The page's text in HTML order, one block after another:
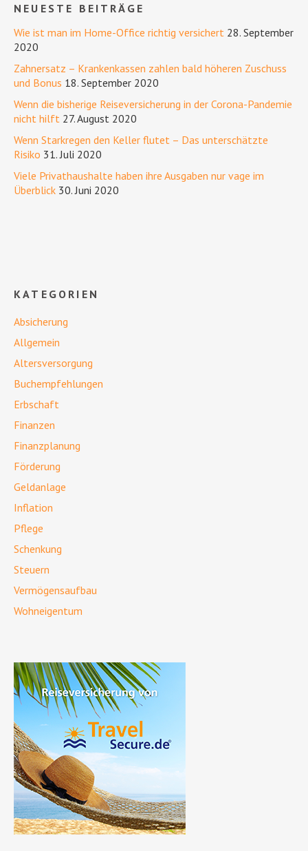
NEUESTE BEITRÄGE
Wie ist man im Home-Office richtig versichert 28. September
2020
Zahnersatz – Krankenkassen zahlen bald höheren Zuschuss
und Bonus 18. September 2020
Wenn die bisherige Reiseversicherung in der Corona-Pandemie
nicht hilft 27. August 2020
Wenn Starkregen den Keller flutet – Das unterschätzte
Risiko 31. Juli 2020
Viele Privathaushalte haben ihre Ausgaben nur vage im
Überblick 30. Juni 2020
KATEGORIEN
Absicherung
Allgemein
Altersversorgung
Buchempfehlungen
Erbschaft
Finanzen
Finanzplanung
Förderung
Geldanlage
Inflation
Pflege
Schenkung
Steuern
Vermögensaufbau
Wohneigentum